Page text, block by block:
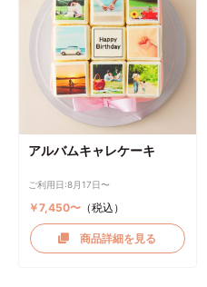
アルバムキャレケーキ
ご利用日:8月17日〜
￥7,450〜（税込）
商品詳細を見る